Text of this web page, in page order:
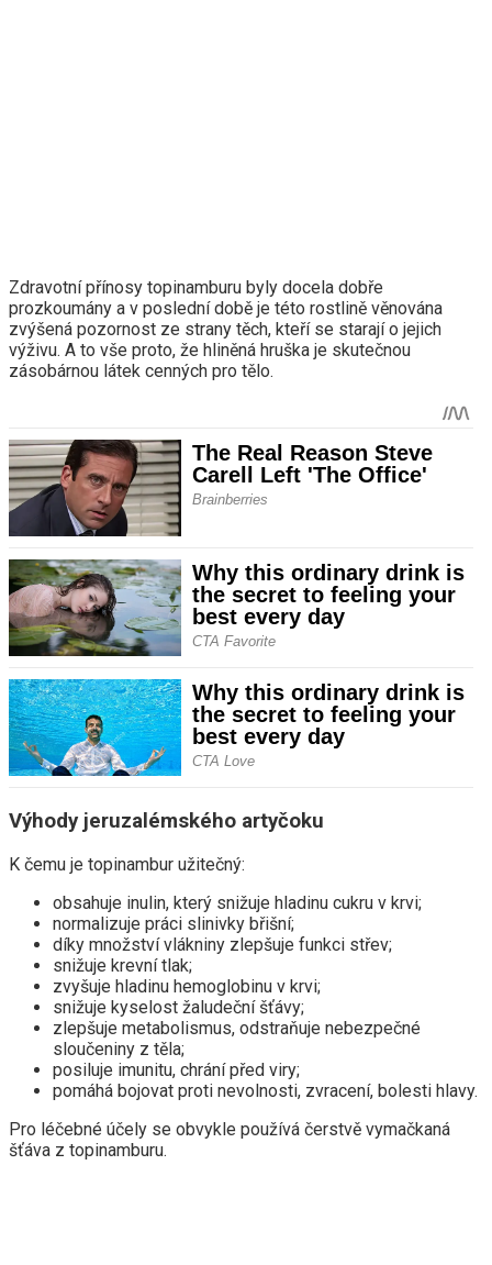
Zdravotní přínosy topinamburu byly docela dobře
prozkoumány a v poslední době je této rostlině věnována
zvýšená pozornost ze strany těch, kteří se starají o jejich
výživu. A to vše proto, že hliněná hruška je skutečnou
zásobárnou látek cenných pro tělo.
Výhody jeruzalémského artyčoku
K čemu je topinambur užitečný:
obsahuje inulin, který snižuje hladinu cukru v krvi;
normalizuje práci slinivky břišní;
díky množství vlákniny zlepšuje funkci střev;
snižuje krevní tlak;
zvyšuje hladinu hemoglobinu v krvi;
snižuje kyselost žaludeční šťávy;
zlepšuje metabolismus, odstraňuje nebezpečné
sloučeniny z těla;
posiluje imunitu, chrání před viry;
pomáhá bojovat proti nevolnosti, zvracení, bolesti hlavy.
Pro léčebné účely se obvykle používá čerstvě vymačkaná
šťáva z topinamburu.